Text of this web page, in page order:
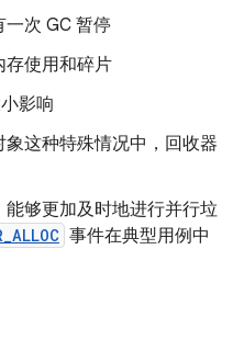
次 GC 暂停
存使用和碎片
影响
这种特殊情况中，回收器
够更加及时地进行并行垃
事件在典型用例中